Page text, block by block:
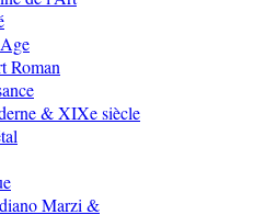
Roman
& XIXe siècle
Marzi &